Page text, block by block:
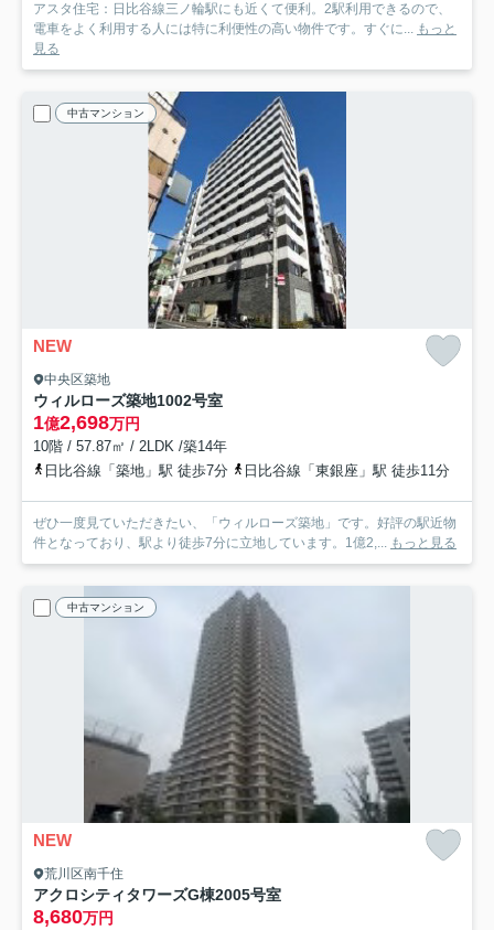
アスタ住宅：日比谷線三ノ輪駅にも近くて便利。2駅利用できるので、
電車をよく利用する人には特に利便性の高い物件です。すぐに... もっと
見る
中古マンション
NEW
中央区築地
ウィルローズ築地1002号室
1億2,698万円
10階 / 57.87㎡ / 2LDK /築14年
日比谷線「築地」駅 徒歩7分
日比谷線「東銀座」駅 徒歩11分
ぜひ一度見ていただきたい、「ウィルローズ築地」です。好評の駅近物
件となっており、駅より徒歩7分に立地しています。1億2,... もっと見る
中古マンション
NEW
荒川区南千住
アクロシティタワーズG棟2005号室
8,680万円